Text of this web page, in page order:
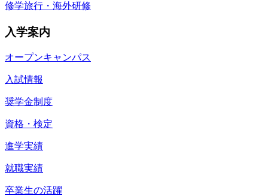
修学旅行・海外研修
入学案内
オープンキャンパス
入試情報
奨学金制度
資格・検定
進学実績
就職実績
卒業生の活躍